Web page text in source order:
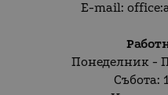
E-mail:
Понеделник -
Събота: